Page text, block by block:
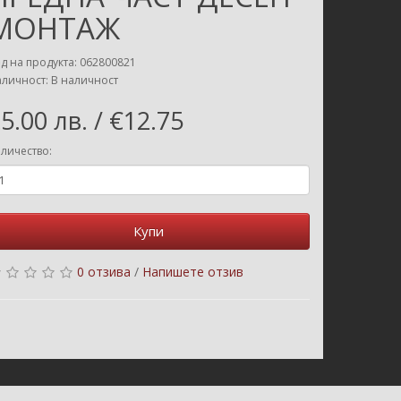
на продукта: 062800821
В наличност
лв. / €12.75
Купи
0 отзива / Напишете отзив